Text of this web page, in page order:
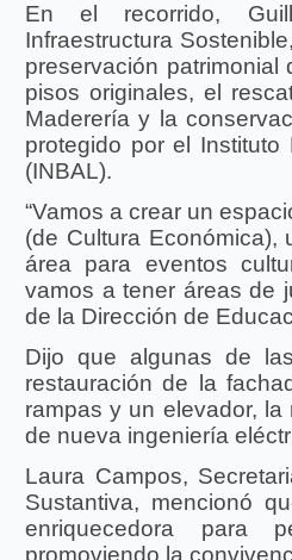
En el recorrido,
Infraestructura
preservación
pisos originales, el
Maderería y la
protegido por el
(INBAL).
“Vamos a crear un
(de Cultura
área para eventos
vamos a tener áreas de
de la Dirección de
Dijo que algunas de
restauración de la
rampas y un elevador,
de nueva ingeniería
Laura Campos,
Sustantiva, mencionó
enriquecedora para
promoviendo la